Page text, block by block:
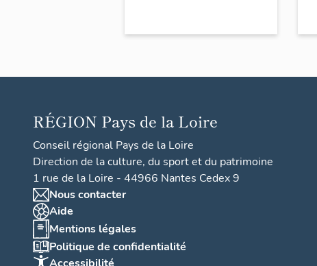
RÉGION Pays de la Loire
Conseil régional Pays de la Loire
Direction de la culture, du sport et du patrimoine
1 rue de la Loire - 44966 Nantes Cedex 9
Nous contacter
Aide
Mentions légales
Politique de confidentialité